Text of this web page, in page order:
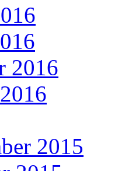
2016
2015